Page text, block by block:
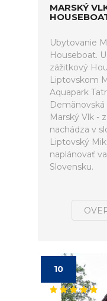
MARSKÝ
Ubytovanie
Houseboat.
zážitkový
Liptovskom
Aquapark
Demänovská
Marský Vlk -
nachádza v
Liptovský
naplánovať
Slovensku.
10